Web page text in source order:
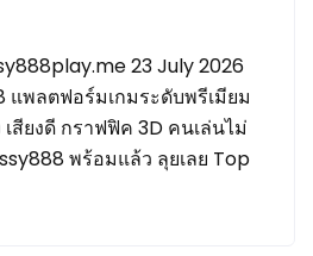
23 July 2026
แพลตฟอร์มเกมระดับพรีเมียม
สียงดี กราฟฟิค 3D คนเล่นไม่
พร้อมแล้ว ลุยเลย Top